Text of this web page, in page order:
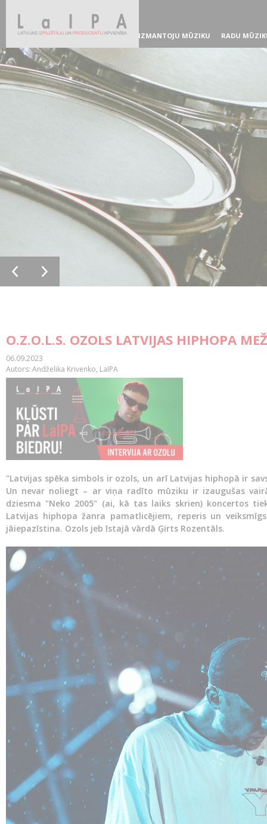
IZMANTOJU MŪZIKU RADU
O.Z.O.L.S. OZOLS LATVIJAS HIPHOPA
06.09.2023
Autors: Andželika Krivenko, LaIPA
"Latvijas spēka simbols ir ozols, un arī Latvijas hiphopā ir
Un nevar noliegt – ar viņa radīto mūziku ir izaugušas
dziesma "Neko 2005" (ai, kā tas laiks skrien) koncertos
Latvijas hiphopa žanra pamatlicējiem, reperis un
jāiepazīstina. Ozols jeb īstajā vārdā Ģirts Rozentāls.